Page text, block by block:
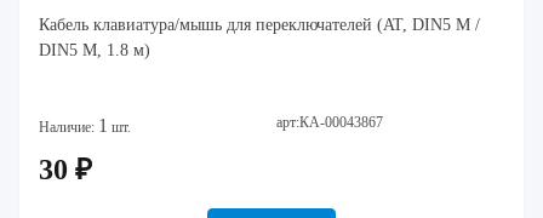
Кабель клавиатура/мышь для переключателей (AT, DIN5 M /
DIN5 M, 1.8 м)
Наличие: 1 шт. арт:КА-00043867
30 ₽